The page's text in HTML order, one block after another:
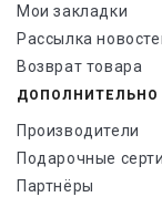
Мои закладки
Рассылка
Возврат товара
ДОПОЛНИТЕЛЬНО
Производители
Подарочные
Партнёры